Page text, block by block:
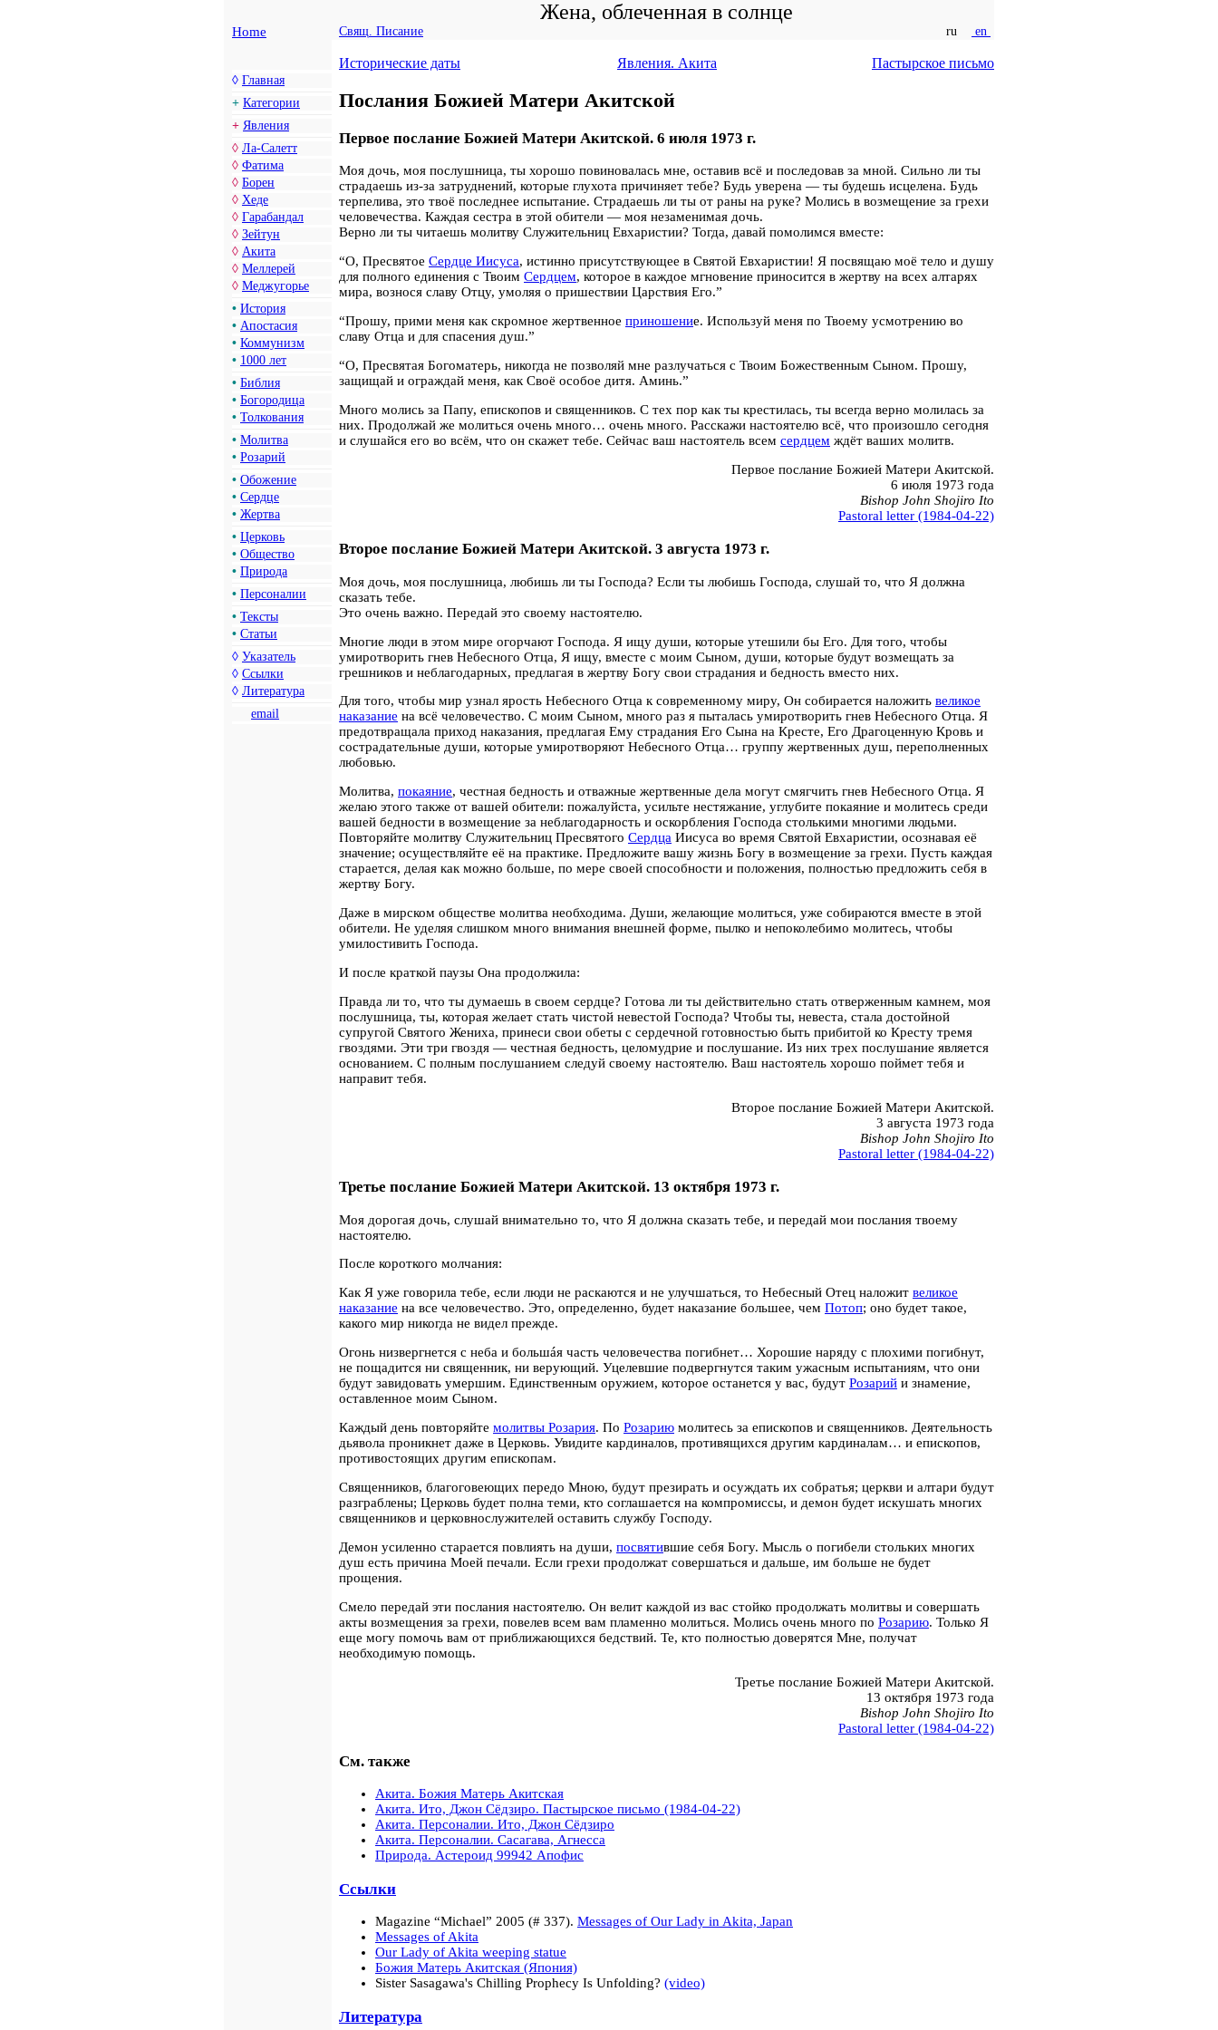
Жена, облеченная в солнце
Home Свящ. Писание ru en
◊ Главная
+ Категории
+ Явления
◊ Ла-Салетт
◊ Фатима
◊ Борен
◊ Хеде
◊ Гарабандал
◊ Зейтун
◊ Акита
◊ Меллерей
◊ Меджугорье
• История
• Апостасия
• Коммунизм
• 1000 лет
• Библия
• Богородица
• Толкования
• Молитва
• Розарий
• Обожение
• Сердце
• Жертва
• Церковь
• Общество
• Природа
• Персоналии
• Тексты
• Статьи
◊ Указатель
◊ Ссылки
◊ Литература
email
Исторические даты Явления. Акита Пастырское письмо
Послания Божией Матери Акитской
Первое послание Божией Матери Акитской. 6 июля 1973 г.
Моя дочь, моя послушница, ты хорошо повиновалась мне, оставив всё и последовав за мной. Сильно ли ты
страдаешь из-за затруднений, которые глухота причиняет тебе? Будь уверена — ты будешь исцелена. Будь
терпелива, это твоё последнее испытание. Страдаешь ли ты от раны на руке? Молись в возмещение за грехи
человечества. Каждая сестра в этой обители — моя незаменимая дочь.
Верно ли ты читаешь молитву Служительниц Евхаристии? Тогда, давай помолимся вместе:
“О, Пресвятое Сердце Иисуса, истинно присутствующее в Святой Евхаристии! Я посвящаю моё тело и душу
для полного единения с Твоим Сердцем, которое в каждое мгновение приносится в жертву на всех алтарях
мира, вознося славу Отцу, умоляя о пришествии Царствия Его.”
“Прошу, прими меня как скромное жертвенное приношение. Используй меня по Твоему усмотрению во
славу Отца и для спасения душ.”
“О, Пресвятая Богоматерь, никогда не позволяй мне разлучаться с Твоим Божественным Сыном. Прошу,
защищай и ограждай меня, как Своё особое дитя. Аминь.”
Много молись за Папу, епископов и священников. С тех пор как ты крестилась, ты всегда верно молилась за
них. Продолжай же молиться очень много… очень много. Расскажи настоятелю всё, что произошло сегодня
и слушайся его во всём, что он скажет тебе. Сейчас ваш настоятель всем сердцем ждёт ваших молитв.
Первое послание Божией Матери Акитской.
6 июля 1973 года
Bishop John Shojiro Ito
Pastoral letter (1984-04-22)
Второе послание Божией Матери Акитской. 3 августа 1973 г.
Моя дочь, моя послушница, любишь ли ты Господа? Если ты любишь Господа, слушай то, что Я должна
сказать тебе.
Это очень важно. Передай это своему настоятелю.
Многие люди в этом мире огорчают Господа. Я ищу души, которые утешили бы Его. Для того, чтобы
умиротворить гнев Небесного Отца, Я ищу, вместе с моим Сыном, души, которые будут возмещать за
грешников и неблагодарных, предлагая в жертву Богу свои страдания и бедность вместо них.
Для того, чтобы мир узнал ярость Небесного Отца к современному миру, Он собирается наложить великое
наказание на всё человечество. С моим Сыном, много раз я пыталась умиротворить гнев Небесного Отца. Я
предотвращала приход наказания, предлагая Ему страдания Его Сына на Кресте, Его Драгоценную Кровь и
сострадательные души, которые умиротворяют Небесного Отца… группу жертвенных душ, переполненных
любовью.
Молитва, покаяние, честная бедность и отважные жертвенные дела могут смягчить гнев Небесного Отца. Я
желаю этого также от вашей обители: пожалуйста, усильте нестяжание, углубите покаяние и молитесь среди
вашей бедности в возмещение за неблагодарность и оскорбления Господа столькими многими людьми.
Повторяйте молитву Служительниц Пресвятого Сердца Иисуса во время Святой Евхаристии, осознавая её
значение; осуществляйте её на практике. Предложите вашу жизнь Богу в возмещение за грехи. Пусть каждая
старается, делая как можно больше, по мере своей способности и положения, полностью предложить себя в
жертву Богу.
Даже в мирском обществе молитва необходима. Души, желающие молиться, уже собираются вместе в этой
обители. Не уделяя слишком много внимания внешней форме, пылко и непоколебимо молитесь, чтобы
умилостивить Господа.
И после краткой паузы Она продолжила:
Правда ли то, что ты думаешь в своем сердце? Готова ли ты действительно стать отверженным камнем, моя
послушница, ты, которая желает стать чистой невестой Господа? Чтобы ты, невеста, стала достойной
супругой Святого Жениха, принеси свои обеты с сердечной готовностью быть прибитой ко Кресту тремя
гвоздями. Эти три гвоздя — честная бедность, целомудрие и послушание. Из них трех послушание является
основанием. С полным послушанием следуй своему настоятелю. Ваш настоятель хорошо поймет тебя и
направит тебя.
Второе послание Божией Матери Акитской.
3 августа 1973 года
Bishop John Shojiro Ito
Pastoral letter (1984-04-22)
Третье послание Божией Матери Акитской. 13 октября 1973 г.
Моя дорогая дочь, слушай внимательно то, что Я должна сказать тебе, и передай мои послания твоему
настоятелю.
После короткого молчания:
Как Я уже говорила тебе, если люди не раскаются и не улучшаться, то Небесный Отец наложит великое
наказание на все человечество. Это, определенно, будет наказание большее, чем Потоп; оно будет такое,
какого мир никогда не видел прежде.
Огонь низвергнется с неба и большáя часть человечества погибнет… Хорошие наряду с плохими погибнут,
не пощадится ни священник, ни верующий. Уцелевшие подвергнутся таким ужасным испытаниям, что они
будут завидовать умершим. Единственным оружием, которое останется у вас, будут Розарий и знамение,
оставленное моим Сыном.
Каждый день повторяйте молитвы Розария. По Розарию молитесь за епископов и священников. Деятельность
дьявола проникнет даже в Церковь. Увидите кардиналов, противящихся другим кардиналам… и епископов,
противостоящих другим епископам.
Священников, благоговеющих передо Мною, будут презирать и осуждать их собратья; церкви и алтари будут
разграблены; Церковь будет полна теми, кто соглашается на компромиссы, и демон будет искушать многих
священников и церковнослужителей оставить службу Господу.
Демон усиленно старается повлиять на души, посвятившие себя Богу. Мысль о погибели стольких многих
душ есть причина Моей печали. Если грехи продолжат совершаться и дальше, им больше не будет
прощения.
Смело передай эти послания настоятелю. Он велит каждой из вас стойко продолжать молитвы и совершать
акты возмещения за грехи, повелев всем вам пламенно молиться. Молись очень много по Розарию. Только Я
еще могу помочь вам от приближающихся бедствий. Те, кто полностью доверятся Мне, получат
необходимую помощь.
Третье послание Божией Матери Акитской.
13 октября 1973 года
Bishop John Shojiro Ito
Pastoral letter (1984-04-22)
См. также
Акита. Божия Матерь Акитская
Акита. Ито, Джон Сёдзиро. Пастырское письмо (1984-04-22)
Акита. Персоналии. Ито, Джон Сёдзиро
Акита. Персоналии. Сасагава, Агнесса
Природа. Астероид 99942 Апофис
Ссылки
Magazine “Michael” 2005 (# 337). Messages of Our Lady in Akita, Japan
Messages of Akita
Our Lady of Akita weeping statue
Божия Матерь Акитская (Япония)
Sister Sasagawa's Chilling Prophecy Is Unfolding? (video)
Литература